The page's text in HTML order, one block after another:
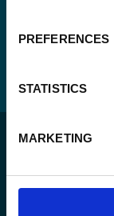
PREFERENCES
STATISTICS
MARKETING